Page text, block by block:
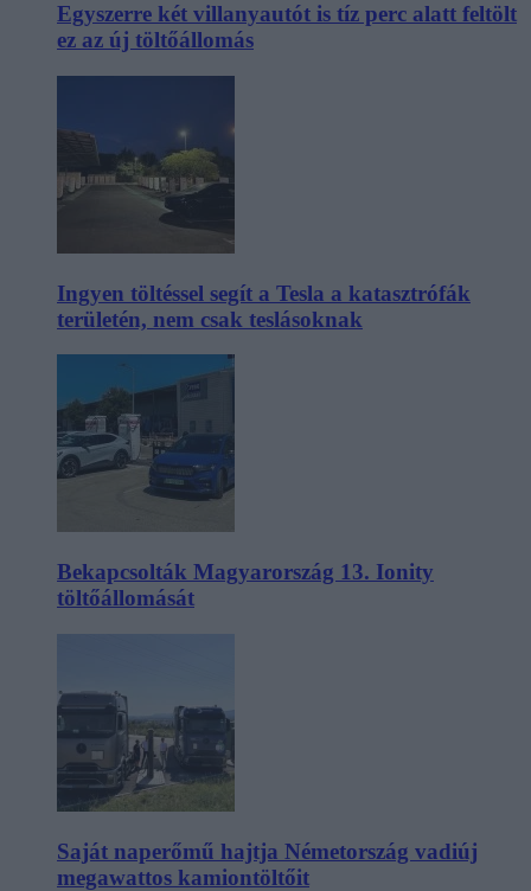
Egyszerre két villanyautót is tíz perc alatt feltölt
ez az új töltőállomás
Ingyen töltéssel segít a Tesla a katasztrófák
területén, nem csak teslásoknak
Bekapcsolták Magyarország 13. Ionity
töltőállomását
Saját naperőmű hajtja Németország vadiúj
megawattos kamiontöltőit